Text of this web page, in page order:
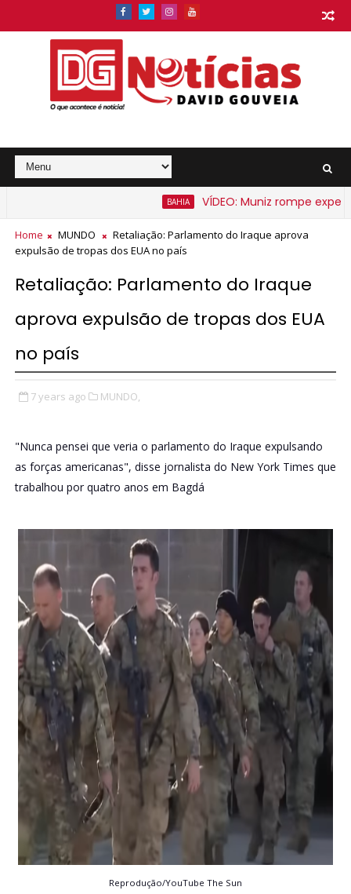
VÍDEO: Muniz rompe
na Bahia a partir de segunda-feira
Home MUNDO
Retaliação: Parlamento do Iraque aprova
expulsão de tropas dos EUA no país
Retaliação: Parlamento do Iraque
aprova expulsão de tropas dos EUA
no país
7 years ago MUNDO,
"Nunca pensei que veria o parlamento do Iraque expulsando
as forças americanas", disse jornalista do New York Times que
trabalhou por quatro anos em Bagdá
Reprodução/YouTube The Sun